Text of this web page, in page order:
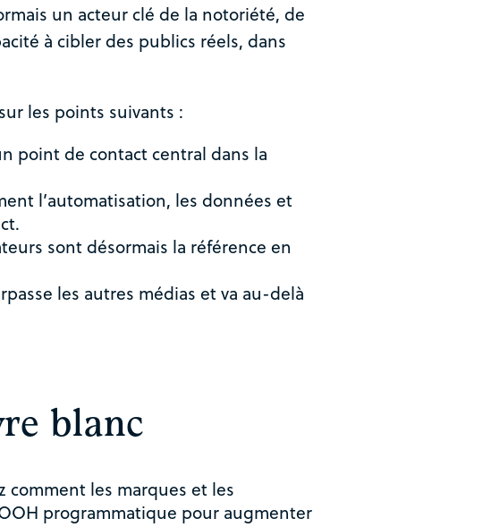
un acteur clé de la notoriété, de
à cibler des publics réels, dans
les points suivants :
point de contact central dans la
l’automatisation, les données et
sont désormais la référence en
les autres médias et va au-delà
blanc
comment les marques et les
programmatique pour augmenter